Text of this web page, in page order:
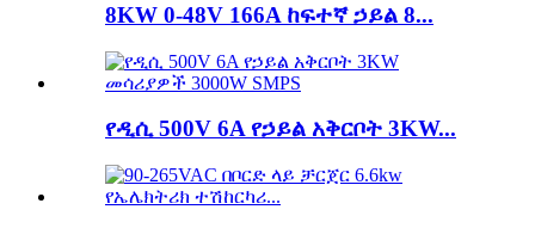
8KW 0-48V 166A ከፍተኛ ኃይል 8...
የዲሲ 500V 6A የኃይል አቅርቦት 3KW...